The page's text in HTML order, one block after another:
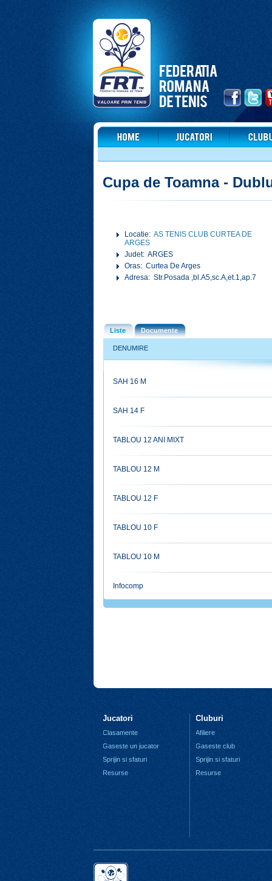
Cupa de Toamna -
Locatie:AS TENIS CLUB CURTEA DE
ARGES
Judet: ARGES
Oras: Curtea De Arges
Adresa: Str.Posada ,bl.A5,sc.A,et.1,ap.7
Liste Documente
DENUMIRE
SAH 16 M
SAH 14 F
TABLOU 12 ANI MIXT
TABLOU 12 M
TABLOU 12 F
TABLOU 10 F
TABLOU 10 M
Infocomp
Jucatori
Clasamente
Gaseste un jucator
Sprijin si sfaturi
Resurse
Cluburi
Afiliere
Gaseste club
Sprijin si sfaturi
Resurse